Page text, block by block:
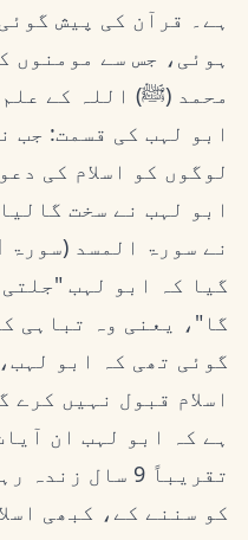
ہے۔ قرآن کی پیش
ہوئی، جس سے مومنوں
محمد (ﷺ) اللہ کے
ابو لہب کی قسمت: جب
لوگوں کو اسلام کی
ابو لہب نے سخت
گیا کہ ابو لہب
گا"، یعنی وہ تباہی
گوئی تھی کہ ابو
اسلام قبول نہیں کرے
ہے کہ ابو لہب ان
تقریباً 9 سال
کو سننے کے، کبھی